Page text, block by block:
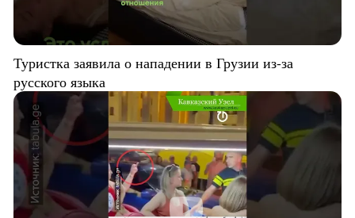
Туристка заявила о нападении в Грузии из-за
русского языка